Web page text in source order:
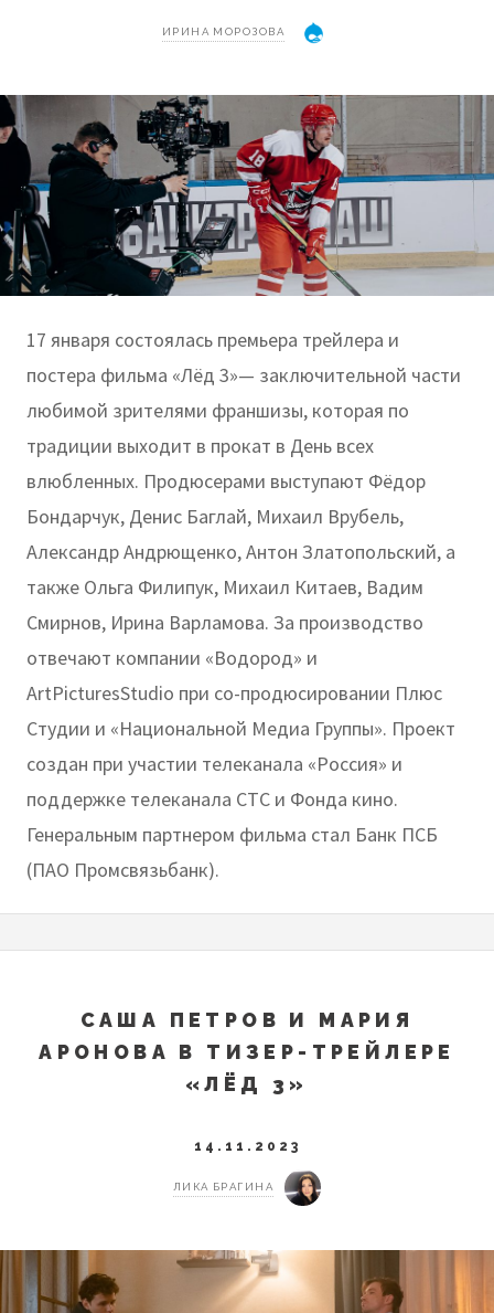
ИРИНА МОРОЗОВА
17 января состоялась премьера трейлера и
постера фильма «Лёд 3»— заключительной части
любимой зрителями франшизы, которая по
традиции выходит в прокат в День всех
влюбленных. Продюсерами выступают Фёдор
Бондарчук, Денис Баглай, Михаил Врубель,
Александр Андрющенко, Антон Златопольский, а
также Ольга Филипук, Михаил Китаев, Вадим
Смирнов, Ирина Варламова. За производство
отвечают компании «Водород» и
ArtPicturesStudio при со-продюсировании Плюс
Студии и «Национальной Медиа Группы». Проект
создан при участии телеканала «Россия» и
поддержке телеканала СТС и Фонда кино.
Генеральным партнером фильма стал Банк ПСБ
(ПАО Промсвязьбанк).
САША ПЕТРОВ И МАРИЯ
АРОНОВА В ТИЗЕР-ТРЕЙЛЕРЕ
«ЛЁД 3»
14.11.2023
ЛИКА БРАГИНА